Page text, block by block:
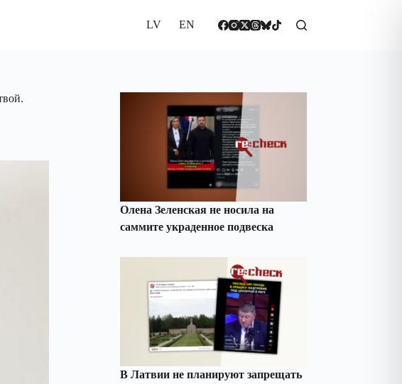
LV EN
Олена Зеленская не носила на
саммите украденное подвеска
В Латвии не планируют запрещать